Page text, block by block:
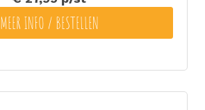
MEER INFO / BESTELLEN